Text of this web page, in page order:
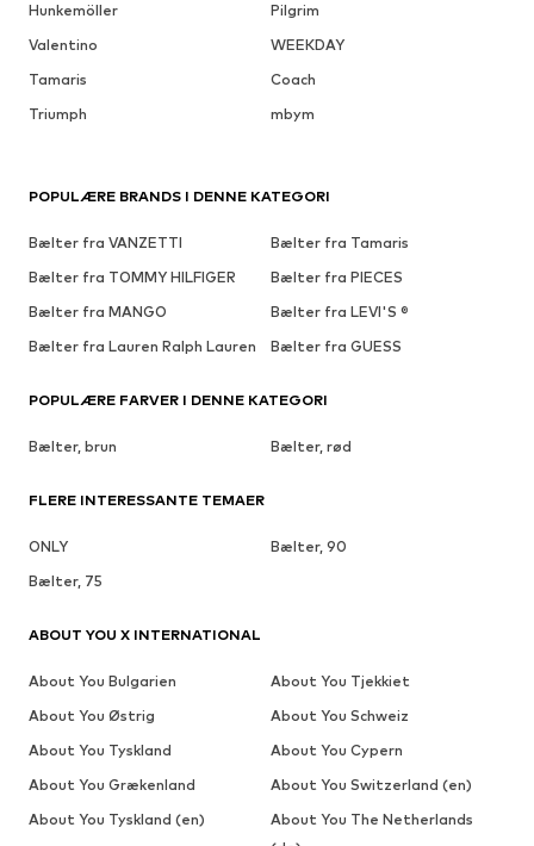
Hunkemöller
Pilgrim
Valentino
WEEKDAY
Tamaris
Coach
Triumph
mbym
POPULÆRE BRANDS I DENNE KATEGORI
Bælter fra VANZETTI
Bælter fra Tamaris
Bælter fra TOMMY HILFIGER
Bælter fra PIECES
Bælter fra MANGO
Bælter fra LEVI'S ®
Bælter fra Lauren Ralph Lauren
Bælter fra GUESS
POPULÆRE FARVER I DENNE KATEGORI
Bælter, brun Bælter, rød
FLERE INTERESSANTE TEMAER
ONLY
Bælter, 90
Bælter, 75
ABOUT YOU X INTERNATIONAL
About You Bulgarien
About You Tjekkiet
About You Østrig
About You Schweiz
About You Tyskland
About You Cypern
About You Grækenland
About You Switzerland (en)
About You Tyskland (en)
About You The Netherlands